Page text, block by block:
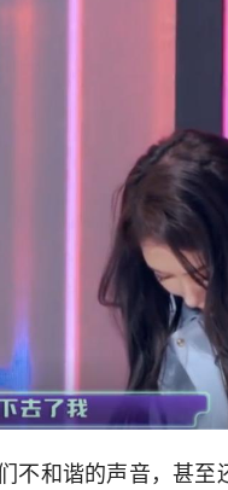
不和谐的声音，甚至